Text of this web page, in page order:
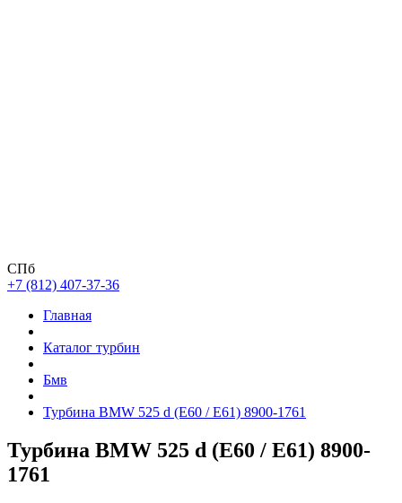
СПб
+7 (812) 407-37-36
Главная
Каталог турбин
Бмв
Турбина BMW 525 d (E60 / E61) 8900-1761
Турбина BMW 525 d (E60 / E61) 8900-
1761